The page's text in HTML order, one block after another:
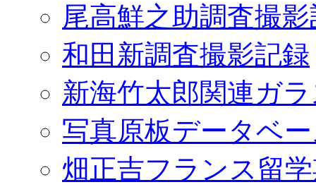
尾高鮮之助調査撮
和田新調査撮影記録
新海竹太郎関連ガ
写真原板データベ
畑正吉フランス留